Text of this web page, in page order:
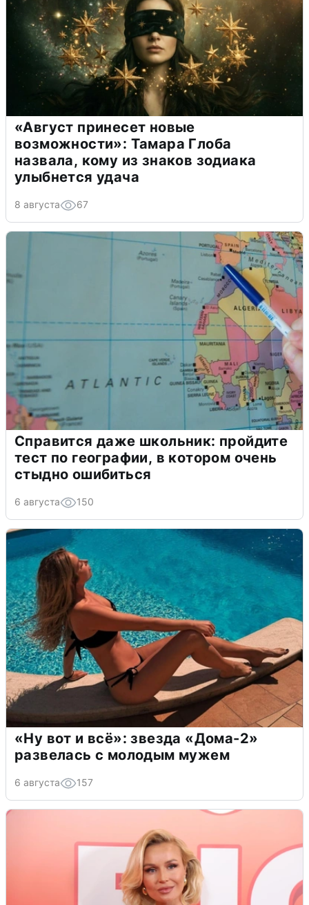
«Август принесет новые
возможности»: Тамара Глоба
назвала, кому из знаков зодиака
улыбнется удача
8 августа 67
Справится даже школьник: пройдите
тест по географии, в котором очень
стыдно ошибиться
6 августа 150
«Ну вот и всё»: звезда «Дома-2»
развелась с молодым мужем
6 августа 157